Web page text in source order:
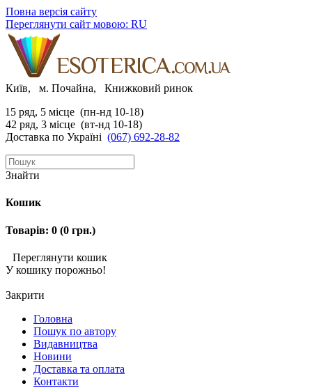
Повна версія сайту
Переглянути сайт мовою: RU
Київ, м. Почайна, Книжковий ринок
15 ряд, 5 місце (пн-нд 10-18)
42 ряд, 3 місце (вт-нд 10-18)
Доставка по Україні (067) 692-28-82
Знайти
Кошик
Товарів: 0 (0 грн.)
Переглянути кошик
У кошику порожньо!
Закрити
Головна
Пошук по автору
Видавництва
Новини
Доставка та оплата
Контакти